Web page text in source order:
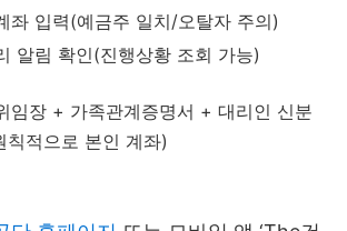
좌 입력(예금주 일치/오탈자 주의)
알림 확인(진행상황 조회 가능)
임장 + 가족관계증명서 + 대리인 신분
칙적으로 본인 계좌)